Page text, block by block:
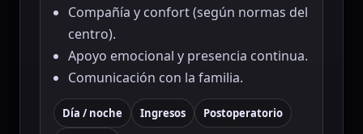
Compañía y confort (según normas del
centro).
Apoyo emocional y presencia continua.
Comunicación con la familia.
Día / noche Ingresos
Postoperatorio